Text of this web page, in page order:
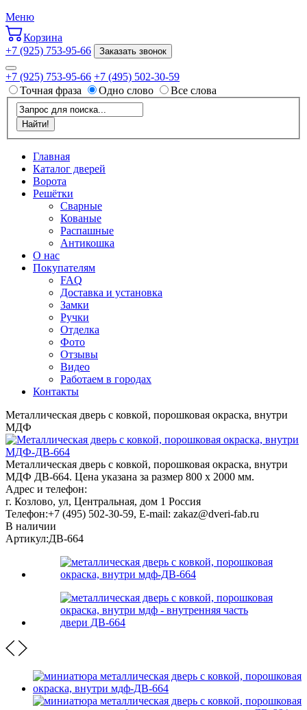
Меню
Корзина
+7 (925) 753-95-66
Заказать звонок
+7 (925) 753-95-66 +7 (495) 502-30-59
Точная фраза
Одно слово Все слова
Главная
Каталог дверей
Ворота
Решётки
Сварные
Кованые
Распашные
Антикошка
О нас
Покупателям
FAQ
Доставка и установка
Замки
Ручки
Отделка
Фото
Отзывы
Видео
Работаем в городах
Контакты
Металлическая дверь с ковкой, порошковая окраска, внутри
МДФ
Металлическая дверь с ковкой, порошковая окраска, внутри
МДФ ДВ-664. Цена указана за размер 800 х 2000 мм.
Адрес и телефон:
г. Козлово, ул, Центральная, дом 1 Россия
Телефон:+7 (495) 502-30-59, E-mail: zakaz@dveri-fab.ru
В наличии
Артикул:ДВ-664